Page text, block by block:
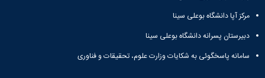
مرکز آپا دانشگاه بوعلی سینا
دبیرستان پسرانه دانشگاه بوعلی سینا
سامانه پاسخگوئی به شکایات وزارت علوم، تحقیقات و فناوری